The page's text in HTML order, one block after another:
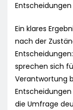
Ein klares
nach der
sprechen sich
Verantwortung
die Umfrage